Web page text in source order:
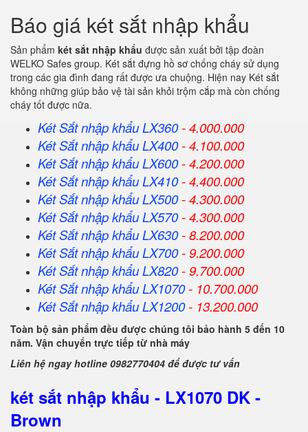
Báo giá két sắt nhập khẩu
Sản phẩm két sắt nhập khẩu được sản xuất bởi tập đoàn
WELKO Safes group. Két sắt đựng hồ sơ chống cháy sử dụng
trong các gia đình đang rất được ưa chuộng. Hiện nay Két sắt
không những giúp bảo vệ tài sản khỏi trộm cắp mà còn chống
cháy tốt được nữa.
Két Sắt nhập khẩu LX360- 4.000.000
Két Sắtnhập khẩuLX400- 4.100.000
Két Sắtnhập khẩuLX600- 4.200.000
Két Sắtnhập khẩuLX410- 4.400.000
Két Sắtnhập khẩuLX500- 4.300.000
Két Sắtnhập khẩuLX570- 4.300.000
Két Sắtnhập khẩuLX630- 8.200.000
Két Sắtnhập khẩuLX700- 9.200.000
Két Sắtnhập khẩuLX820- 9.700.000
Két Sắtnhập khẩuLX1070- 10.700.000
Két Sắtnhập khẩuLX1200- 13.200.000
Toàn bộ sản phẩm đều được chúng tôi bảo hành 5 đến 10
năm. Vận chuyển trực tiếp từ nhà máy
Liên hệ ngay hotline 0982770404 để được tư vấn
két sắt nhập khẩu - LX1070 DK -
Brown